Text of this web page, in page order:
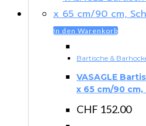
In den Warenkorb
Bartische &
VASAGLE
x 65 cm/90
CHF 152.00